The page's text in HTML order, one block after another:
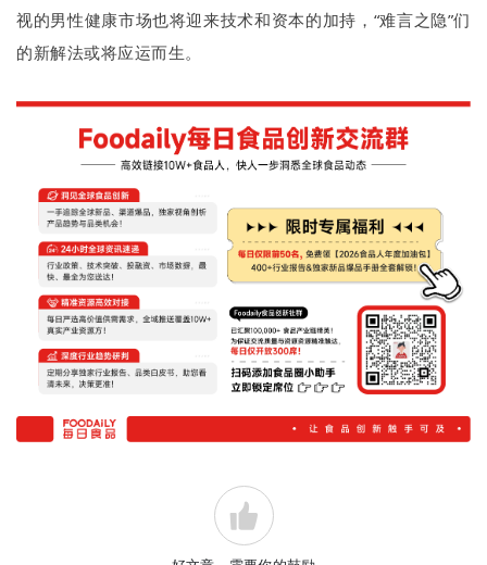
视的男性健康市场也将迎来技术和资本的加持， “难言之隐”们
的新解法或将应运而生。